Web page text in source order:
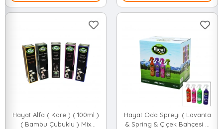
Hayat Alfa ( Kare ) ( 100ml )
( Bambu Çubuklu ) Mix
Hayat Oda Spreyi ( Lavanta
& Spring & Çiçek Bahçesi &